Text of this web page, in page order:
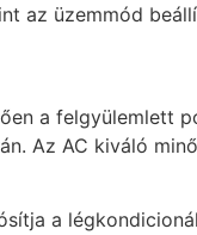
az üzemmód
a felgyülemlett
Az AC kiváló
a